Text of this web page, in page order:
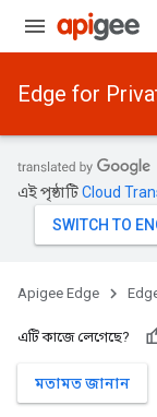
Edge for
এই পৃষ্ঠাটিCloud
Apigee Edge
এটি কাজে লেগেছে?
মতামত জানান